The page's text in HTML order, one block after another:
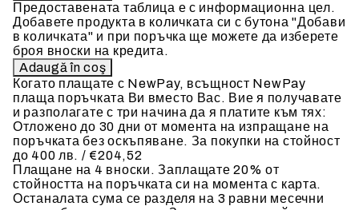
Предоставената таблица е с информационна цел.
Добавете продукта в количката си с бутона "Добави
в количката" и при поръчка ще можете да изберете
броя вноски на кредита.
Когато плащате с NewPay, всъщност NewPay
плаща поръчката Ви вместо Вас. Вие я получавате
и разполагате с три начина да я платите към тях:
Отложено до 30 дни от момента на изпращане на
поръчката без оскъпяване. За покупки на стойност
до 400 лв. / €204,52
Плащане на 4 вноски. Заплащате 20% от
стойността на поръчката си на момента с карта.
Останалата сума се разделя на 3 равни месечни